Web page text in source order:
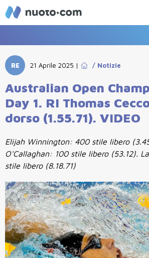
RE 21 Aprile 2025 | / Notizie
Australian Open
Day 1. RI Thomas
dorso (1.55.71). VIDEO
Elijah Winnington: 400 stile libero
O'Callaghan: 100 stile libero (53.12).
stile libero (8.18.71)